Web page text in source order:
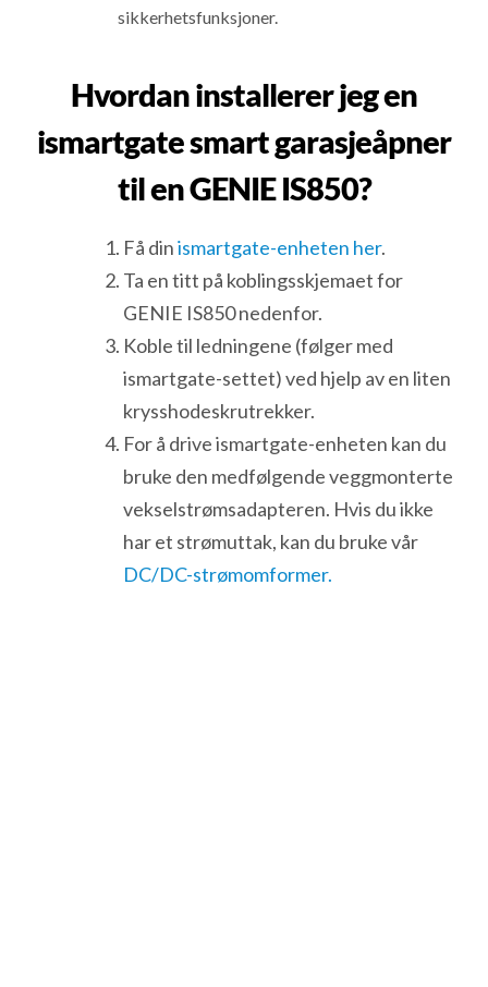
sikkerhetsfunksjoner.
Hvordan installerer jeg en
ismartgate smart garasjeåpner
til en GENIE IS850?
Få dinismartgate-enheten her.
Ta en titt på koblingsskjemaet for
GENIE IS850 nedenfor.
Koble til ledningene (følger med
ismartgate-settet) ved hjelp av en liten
krysshodeskrutrekker.
For å drive ismartgate-enheten kan du
bruke den medfølgende veggmonterte
vekselstrømsadapteren. Hvis du ikke
har et strømuttak, kan du bruke vår
DC/DC-strømomformer.